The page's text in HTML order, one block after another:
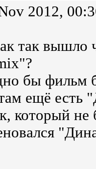
2012,
так вышло
бы фильм
ещё есть
который